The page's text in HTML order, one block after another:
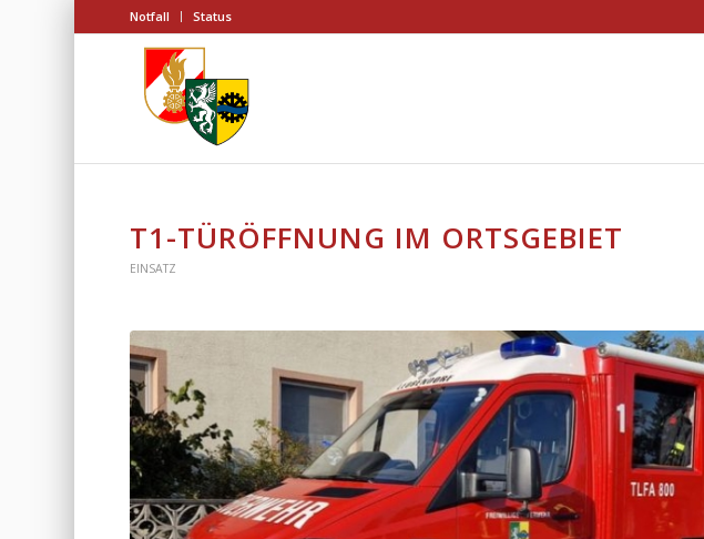
Notfall Status
T1-TÜRÖFFNUNG IM ORTSGEBIET
EINSATZ